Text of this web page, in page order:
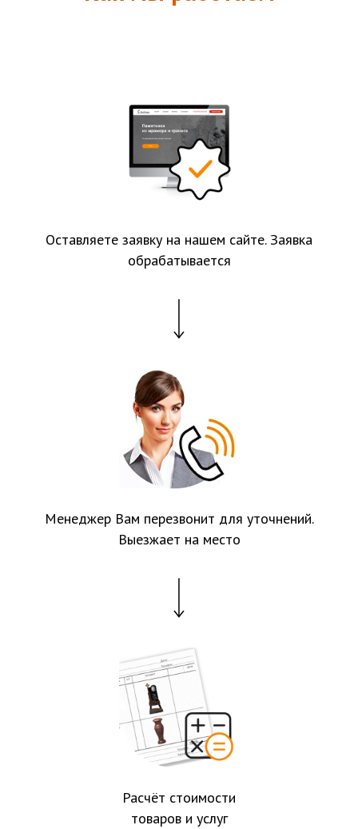
Оставляете заявку на нашем сайте. Заявка
обрабатывается
Менеджер Вам перезвонит для уточнений.
Выезжает на место
Расчёт стоимости
товаров и услуг